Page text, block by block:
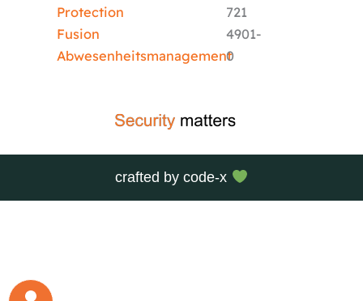
Protection
Fusion
Abwesenheitsmanagement
721
4901-
0
crafted bycode-x